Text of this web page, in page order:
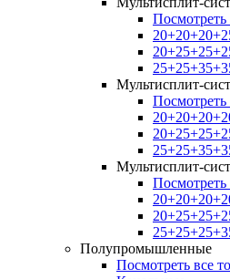
Посмотреть
Мультисплит-
Посмотреть
Мультисплит-
Посмотреть
Полупромышленные
Посмотреть все